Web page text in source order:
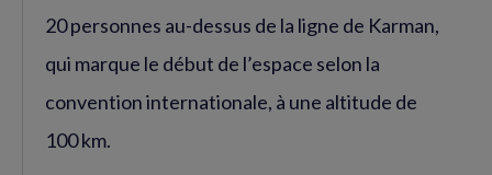
20 personnes au-dessus de la ligne de Karman,
qui marque le début de l’espace selon la
convention internationale, à une altitude de
100 km.